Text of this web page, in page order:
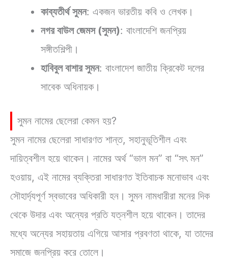
কাব্যতীর্থ সুমন: একজন ভারতীয় কবি ও লেখক।
নগর বাউল জেমস (সুমন): বাংলাদেশি জনপ্রিয়
সঙ্গীতশিল্পী।
হাবিবুল বাশার সুমন: বাংলাদেশ জাতীয় ক্রিকেট দলের
সাবেক অধিনায়ক।
সুমন নামের ছেলেরা কেমন হয়?
সুমন নামের ছেলেরা সাধারণত শান্ত, সহানুভূতিশীল এবং
দায়িত্বশীল হয়ে থাকেন। নামের অর্থ “ভাল মন” বা “সৎ মন”
হওয়ায়, এই নামের ব্যক্তিরা সাধারণত ইতিবাচক মনোভাব এবং
সৌহার্দ্যপূর্ণ স্বভাবের অধিকারী হন। সুমন নামধারীরা মনের দিক
থেকে উদার এবং অন্যের প্রতি যত্নশীল হয়ে থাকেন। তাদের
মধ্যে অন্যের সহায়তায় এগিয়ে আসার প্রবণতা থাকে, যা তাদের
সমাজে জনপ্রিয় করে তোলে।